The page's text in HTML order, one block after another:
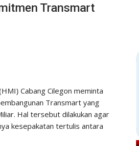
Transmart
Cabang Cilegon meminta
Transmart yang
Hal tersebut dilakukan agar
kesepakatan tertulis antara